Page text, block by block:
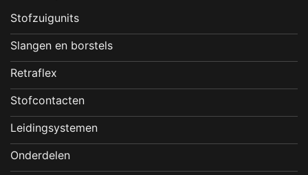
Stofzuigunits
Slangen en borstels
Retraflex
Stofcontacten
Leidingsystemen
Onderdelen